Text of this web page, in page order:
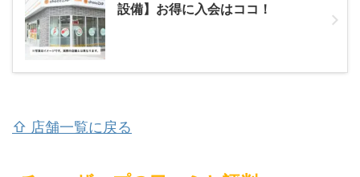
設備】お得に入会はココ！
⇧ 店舗一覧に戻る